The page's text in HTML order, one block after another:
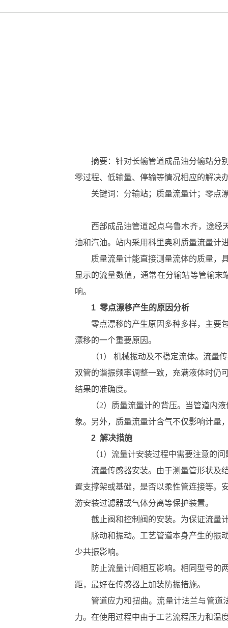
摘要：针对长输管道成品油分输站分
零过程、低输量、停输等情况相应的解决
关键词：分输站；质量流量计；零点
西部成品油管道起点乌鲁木齐，途经
油和汽油。站内采用科里奥利质量流量计
质量流量计能直接测量流体的质量，
显示的流量数值，通常在分输站等管输
响。
1 零点漂移产生的原因分析
零点漂移的产生原因多种多样，主要
漂移的一个重要原因。
（1） 机械振动及不稳定流体。流量
双管的谐振频率调整一致，充满液体时仍
结果的准确度。
（2）质量流量计的背压。当管道内
象。另外，质量流量计含气不仅影响计量
2 解决措施
（1）流量计安装过程中需要注意的问
流量传感器安装。由于测量管形状及
置支撑架或基础，是否以柔性管连接等。
游安装过滤器或气体分离等保护装置。
截止阀和控制阀的安装。为保证流量
脉动和振动。工艺管道本身产生的振
少共振影响。
防止流量计间相互影响。相同型号的
距，最好在传感器上加装防振措施。
管道应力和扭曲。流量计法兰与管
力。在使用过程中由于工艺流程压力和温